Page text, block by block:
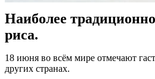
Наиболее
риса.
18 июня во всём мире отмечают
других странах.